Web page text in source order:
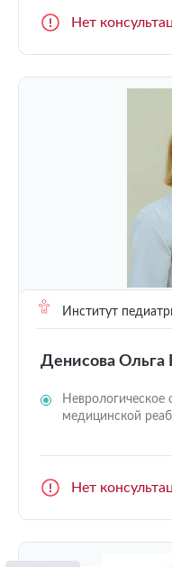
Нет
Институт
Денисова Ольга
Неврологическое
медицинской
Нет